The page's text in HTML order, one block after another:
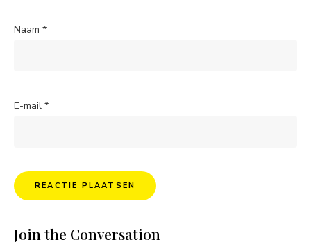
Naam *
E-mail *
Join the Conversation